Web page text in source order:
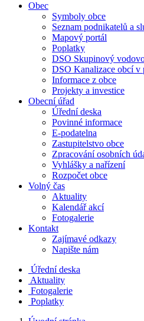
Obec
Symboly obce
Seznam podnikatelů a
Mapový portál
Poplatky
DSO Skupinový
DSO Kanalizace obcí v
Informace z obce
Projekty a investice
Obecní úřad
Úřední deska
Povinné informace
E-podatelna
Zastupitelstvo obce
Zpracování osobních
Vyhlášky a nařízení
Rozpočet obce
Volný čas
Aktuality
Kalendář akcí
Fotogalerie
Kontakt
Zajímavé odkazy
Napište nám
Úřední deska
Aktuality
Fotogalerie
Poplatky